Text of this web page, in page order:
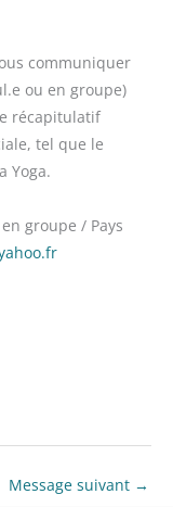
communiquer
ou en groupe)
récapitulatif
tel que le
Yoga.
groupe / Pays
Message suivant →